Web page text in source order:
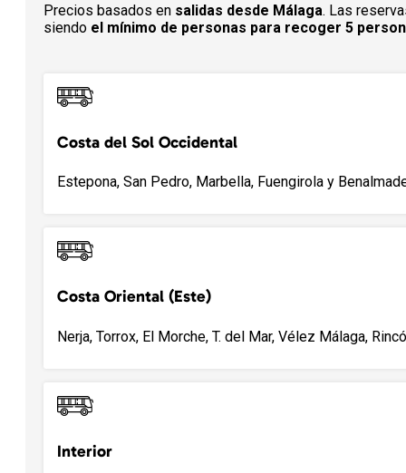
Precios basados en salidas desde Málaga. Las
siendo el mínimo de personas para recoger 5
Costa del Sol Occidental
Estepona, San Pedro, Marbella, Fuengirola y
Costa Oriental (Este)
Nerja, Torrox, El Morche, T. del Mar, Vélez Málaga,
Interior